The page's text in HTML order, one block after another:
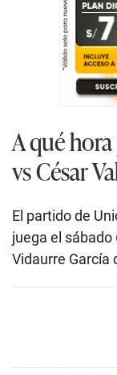
A qué
vs César
El partido de
juega el sábado
Vidaurre García